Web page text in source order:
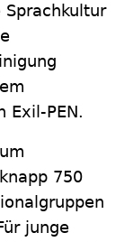
Sprachkultur
Exil-PEN.
750
junge